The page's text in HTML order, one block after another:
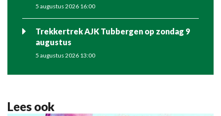
5 augustus 2026 16:00
Trekkertrek AJK Tubbergen op zondag 9
augustus
5 augustus 2026 13:00
Lees ook